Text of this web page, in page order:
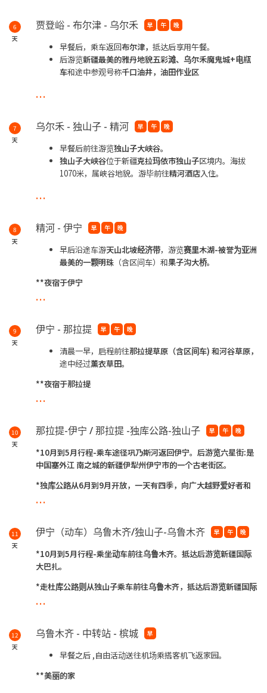
全景。
**夜宿于贾登峪
6
天
贾登峪 - 布尔津 - 乌尔禾 早 午 晚
早餐后，乘车返回布尔津， 抵达后享用午餐。
后游览新疆最美的雅丹地貌五彩滩、乌尔禾魔鬼城+电瓶
车和途中参观号称千口油井，油田作业区
...
7
天
乌尔禾 - 独山子 - 精河 早 午 晚
早餐后前往游览独山子大峡谷。
独山子大峡谷位于新疆克拉玛依市独山子区境内。海拔
1070米，属峡谷地貌。游毕前往精河酒店入住。
...
8
天
精河 - 伊宁 早 午 晚
早后沿途车游天山北坡经济带，游览赛里木湖-被誉为亚洲
最美的一颗明珠 （含区间车）和果子沟大桥。
**夜宿于伊宁
...
9
天
伊宁 - 那拉提 早 午 晚
清晨一早，启程前往那拉提草原（含区间车) 和河谷草原，
途中经过薰衣草田。
**夜宿于那拉提
...
10
天
那拉提-伊宁 / 那拉提 -独库公路-独山子 早 午 晚
*10月到5月行程-乘车途径巩乃斯河返回伊宁。后游览六星街:是
中国塞外江 南之城的新疆伊犁州伊宁市的一个古老街区。
*独库公路从6月到9月开放，一天有四季，向广大越野爱好者和
...
11
天
伊宁（动车）乌鲁木齐/独山子-乌鲁木齐 早 午 晚
*10月到5月行程-乘坐动车前往乌鲁木齐。抵达后游览新疆国际
大巴扎。
*走杜库公路则从独山子乘车前往乌鲁木齐，抵达后游览新疆国际
...
12
天
乌鲁木齐 - 中转站 - 槟城 早
早餐之后 ,自由活动送往机场乘搭客机飞返家园。
**美丽的家